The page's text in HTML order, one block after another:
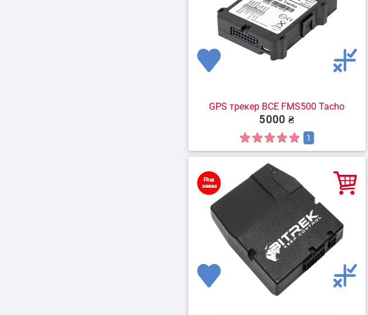
GPS трекер BCE FMS500 Tacho
5000 ₴
1